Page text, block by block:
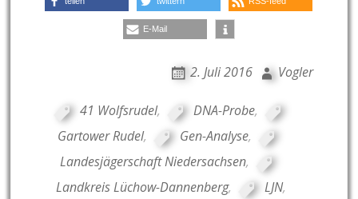
E-Mail
2. Juli 2016 Vogler
41 Wolfsrudel, DNA-Probe,
Gartower Rudel, Gen-Analyse,
Landesjägerschaft Niedersachsen,
Landkreis Lüchow-Dannenberg, LJN,